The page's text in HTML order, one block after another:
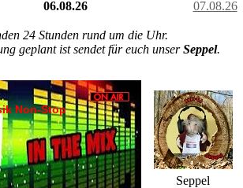
06.08.26
07.08.26
24 Stunden rund um die Uhr.
geplant ist sendet für euch unserSeppel.
Non-Stop
Seppel